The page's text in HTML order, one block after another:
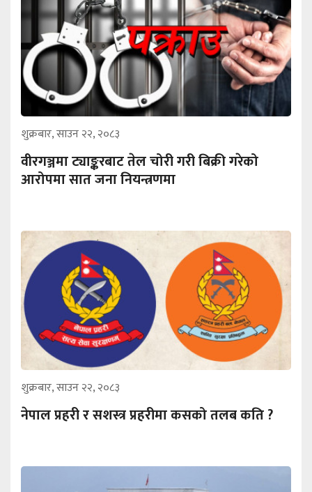
शुक्रबार, साउन २२, २०८३
वीरगञ्जमा ट्याङ्करबाट तेल चोरी गरी बिक्री गरेको
आरोपमा सात जना नियन्त्रणमा
शुक्रबार, साउन २२, २०८३
नेपाल प्रहरी र सशस्त्र प्रहरीमा कसको तलब कति ?